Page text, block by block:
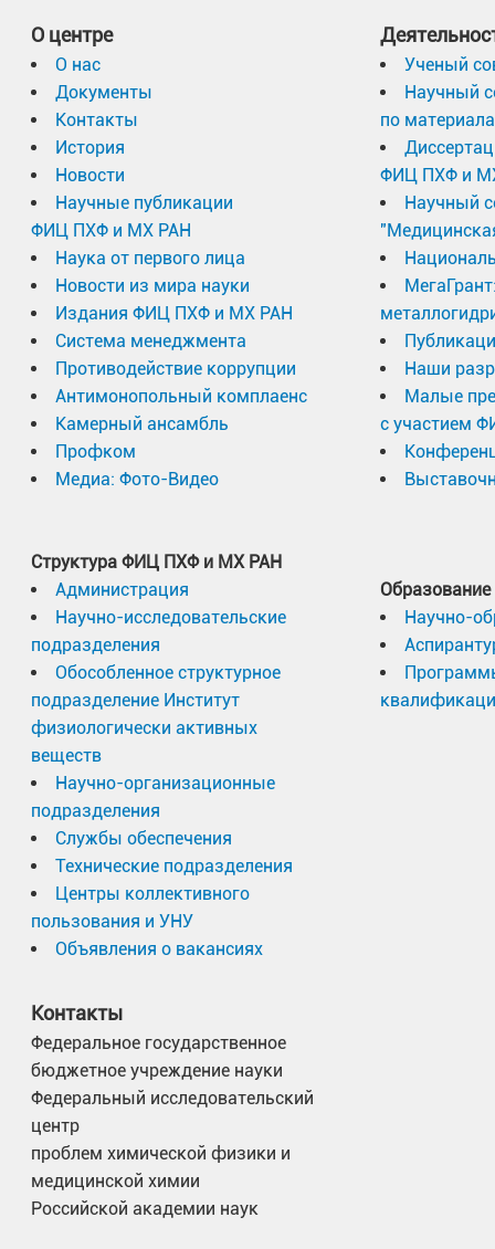
О центре
О нас
Документы
Контакты
История
Новости
Научные публикации
ФИЦ ПХФ и МХ РАН
Наука от первого лица
Новости из мира науки
Издания ФИЦ ПХФ и МХ РАН
Система менеджмента
Противодействие коррупции
Антимонопольный комплаенс
Камерный ансамбль
Профком
Медиа: Фото-Видео
Структура ФИЦ ПХФ и МХ РАН
Администрация
Научно-исследовательские
подразделения
Обособленное структурное
подразделение Институт
физиологически активных
веществ
Научно-организационные
подразделения
Службы обеспечения
Технические подразделения
Центры коллективного
пользования и УНУ
Объявления о вакансиях
Ученый
Научный
по
ФИЦ ПХФ и
Научный
Наши
Малые
с участием
Образование
Научно-
Контакты
Федеральное государственное
бюджетное учреждение науки
Федеральный исследовательский
центр
проблем химической физики и
медицинской химии
Российской академии наук